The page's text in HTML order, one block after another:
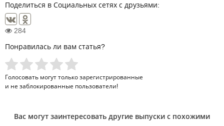
Поделиться в Социальных сетях с друзьями:
284
Понравилась ли вам статья?
Голосовать могут только зарегистрированные
и не заблокированные пользователи!
Вас могут заинтересовать другие выпуски с похожими